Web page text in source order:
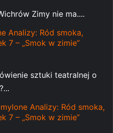
Zimy nie ma....
Analizy: Ród smoka,
7 – „Smok w zimie”
sztuki teatralnej o
Analizy: Ród smoka,
7 – „Smok w zimie”